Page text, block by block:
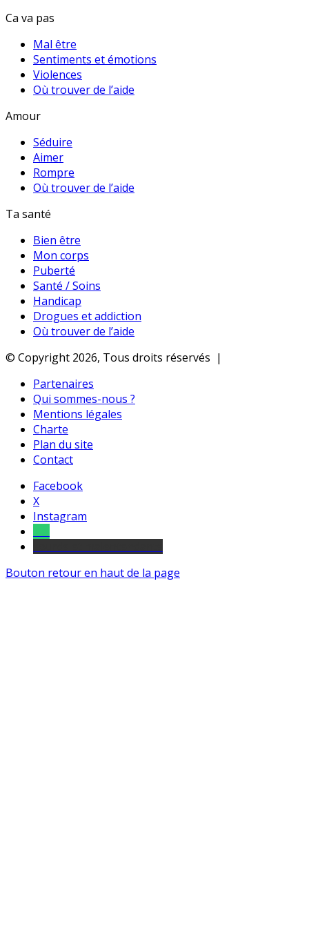
Ca va pas
Mal être
Sentiments et émotions
Violences
Où trouver de l’aide
Amour
Séduire
Aimer
Rompre
Où trouver de l’aide
Ta santé
Bien être
Mon corps
Puberté
Santé / Soins
Handicap
Drogues et addiction
Où trouver de l’aide
© Copyright 2026, Tous droits réservés |
Partenaires
Qui sommes-nous ?
Mentions légales
Charte
Plan du site
Contact
Facebook
X
Instagram
Bouton retour en haut de la page